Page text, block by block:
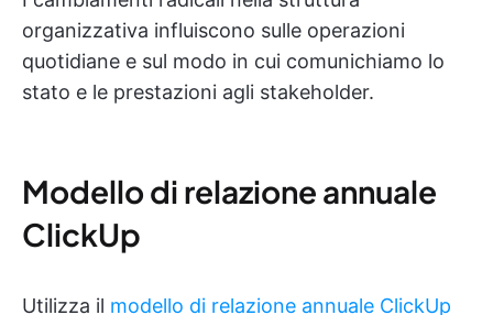
organizzativa influiscono sulle operazioni
quotidiane e sul modo in cui comunichiamo lo
stato e le prestazioni agli stakeholder.
Modello di relazione annuale
ClickUp
Utilizza il modello di relazione annuale ClickUp